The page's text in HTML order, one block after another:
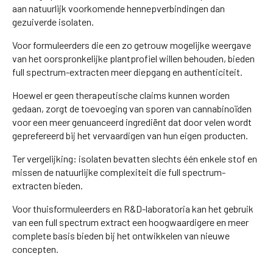
aan natuurlijk voorkomende hennepverbindingen dan
gezuiverde isolaten.
Voor formuleerders die een zo getrouw mogelijke weergave
van het oorspronkelijke plantprofiel willen behouden, bieden
full spectrum-extracten meer diepgang en authenticiteit.
Hoewel er geen therapeutische claims kunnen worden
gedaan, zorgt de toevoeging van sporen van cannabinoïden
voor een meer genuanceerd ingrediënt dat door velen wordt
geprefereerd bij het vervaardigen van hun eigen producten.
Ter vergelijking: isolaten bevatten slechts één enkele stof en
missen de natuurlijke complexiteit die full spectrum-
extracten bieden.
Voor thuisformuleerders en R&D-laboratoria kan het gebruik
van een full spectrum extract een hoogwaardigere en meer
complete basis bieden bij het ontwikkelen van nieuwe
concepten.